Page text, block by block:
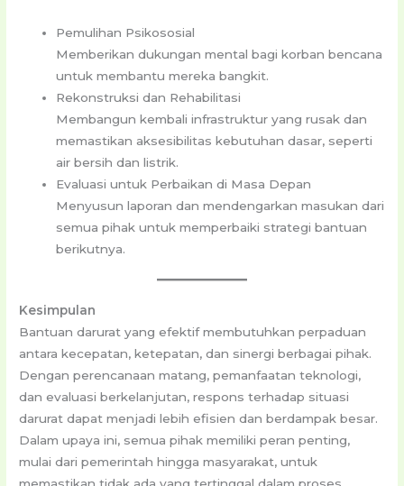
Pemulihan Psikososial
Memberikan dukungan mental bagi korban bencana
untuk membantu mereka bangkit.
Rekonstruksi dan Rehabilitasi
Membangun kembali infrastruktur yang rusak dan
memastikan aksesibilitas kebutuhan dasar, seperti
air bersih dan listrik.
Evaluasi untuk Perbaikan di Masa Depan
Menyusun laporan dan mendengarkan masukan dari
semua pihak untuk memperbaiki strategi bantuan
berikutnya.
Kesimpulan
Bantuan darurat yang efektif membutuhkan perpaduan
antara kecepatan, ketepatan, dan sinergi berbagai pihak.
Dengan perencanaan matang, pemanfaatan teknologi,
dan evaluasi berkelanjutan, respons terhadap situasi
darurat dapat menjadi lebih efisien dan berdampak besar.
Dalam upaya ini, semua pihak memiliki peran penting,
mulai dari pemerintah hingga masyarakat, untuk
memastikan tidak ada yang tertinggal dalam proses